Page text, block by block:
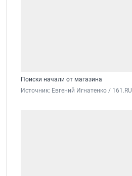
Поиски начали от магазина
Источник: Евгений Игнатенко / 161.RU